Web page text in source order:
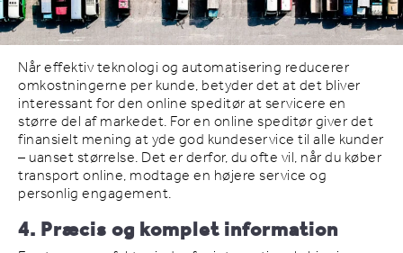
Når effektiv teknologi og automatisering reducerer
omkostningerne per kunde, betyder det at det bliver
interessant for den online speditør at servicere en
større del af markedet. For en online speditør giver det
finansielt mening at yde god kundeservice til alle kunder
– uanset størrelse. Det er derfor, du ofte vil, når du køber
transport online, modtage en højere service og
personlig engagement.
4. Præcis og komplet information